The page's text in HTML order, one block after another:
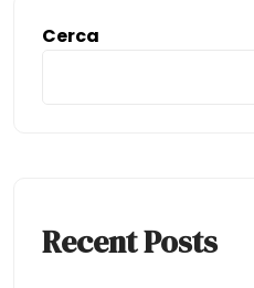
Cerca
Recent Posts